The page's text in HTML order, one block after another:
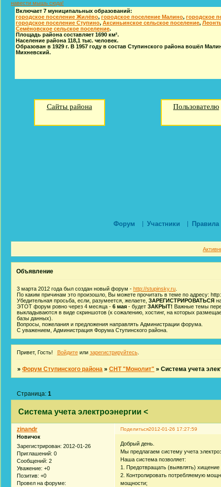
навести мышь сюда!
Включает 7 муниципальных образований:
городское поселение Жилёво, городское поселение Малино, городское
городское поселение Ступино, Аксиньинское сельское поселение,
Семёновское сельское поселение.
Площадь района составляет 1690 км².
Население района 118,1 тыс. человек.
Образован в 1929 г. В 1957 году в состав Ступинского района вошёл
Михневский.
Сайты района Пользователю
Форум Участники Правила
Объявление
3 марта 2012 года был создан новый форум - http://stupinsky.ru
По каким причинам это произошло, Вы можете прочитать в теме по адресу:
Убедительная просьба, если, разумеется, желаете, ЗАРЕГИСТРИРОВАТЬСЯ
ЭТОТ форум ровно через 4 месяца - 6 мая - будет ЗАКРЫТ! Важные темы
выкладываются в виде скриншотов (к сожалению, хостинг, на которых
базы данных).
Вопросы, пожелания и предложения направлять Администрации форума.
С уважением, Администрация Форума Ступинского района.
Привет, Гость! Войдитеили зарегистрируйтесь.
»Форум Ступинского района »СНТ "Монолит" »Система учета
Система учета электроэнергии <
Страница:1
Поделиться2012-01-26 17:27:59
zinandr
Новичок
Зарегистрирован: 2012-01-26
Приглашений: 0
Сообщений: 2
Уважение: +0
Позитив: +0
Провел на форуме:
Добрый день.
Мы предлагаем систему учета
Наша система позволяет:
1. Предотвращать (выявлять) хищение
2. Контролировать потребляемую
мощности;